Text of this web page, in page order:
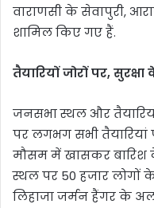
वाराणसी के सेवापुरी,
शामिल किए गए हैं.
तैयारियों जोरों पर,
जनसभा स्थल और
पर लगभग सभी
मौसम में खासकर बारिश
स्थल पर 50 हजार लोगों
लिहाजा जर्मन हैंगर के